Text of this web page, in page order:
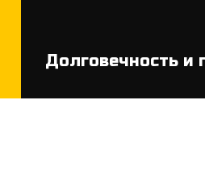
Долговечность и